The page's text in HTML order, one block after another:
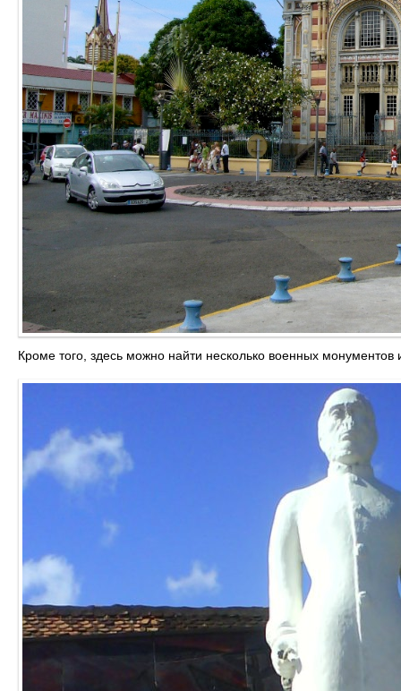
Кроме того, здесь можно найти несколько военных